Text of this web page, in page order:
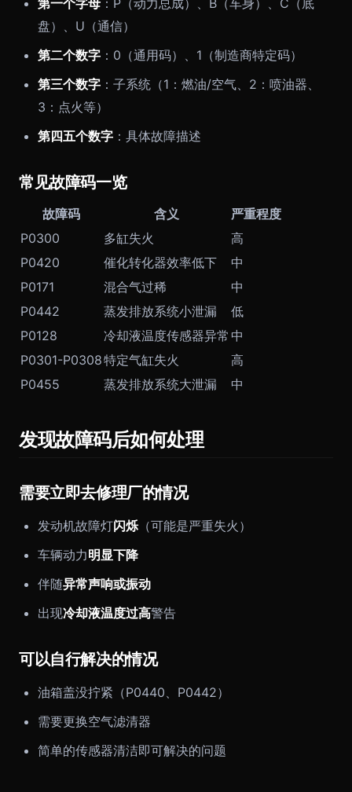
第一个字母 ：P（动力总成）、B（车身）、C（底
盘）、U（通信）
第二个数字 ：0（通用码）、1（制造商特定码）
第三个数字 ：子系统（1：燃油/空气、2：喷油器、
3：点火等）
第四五个数字 ：具体故障描述
常见故障码一览
故障码 含义
严重程度
P0300
多缸失火
高
P0420
催化转化器效率低下
中
P0171
混合气过稀
中
P0442
蒸发排放系统小泄漏
低
P0128
冷却液温度传感器异常 中
P0301-P0308特定气缸失火
高
P0455
蒸发排放系统大泄漏 中
发现故障码后如何处理
需要立即去修理厂的情况
发动机故障灯闪烁 （可能是严重失火）
车辆动力明显下降
伴随异常声响或振动
出现冷却液温度过高警告
可以自行解决的情况
油箱盖没拧紧（P0440、P0442）
需要更换空气滤清器
简单的传感器清洁即可解决的问题